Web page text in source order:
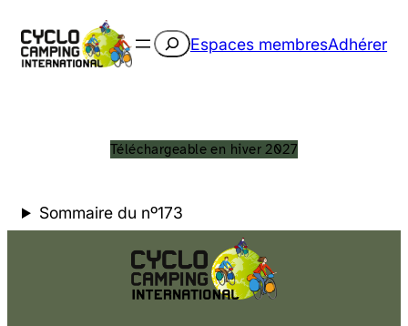
Rechercher
Espaces membresAdhérer
Téléchargeable en hiver 2027
Sommaire du nº173